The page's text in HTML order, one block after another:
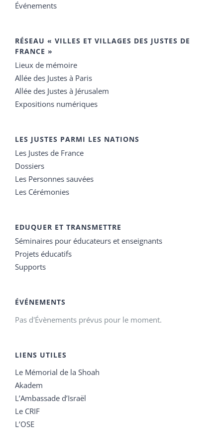
Événements
RÉSEAU « VILLES ET VILLAGES DES JUSTES DE
FRANCE »
Lieux de mémoire
Allée des Justes à Paris
Allée des Justes à Jérusalem
Expositions numériques
LES JUSTES PARMI LES NATIONS
Les Justes de France
Dossiers
Les Personnes sauvées
Les Cérémonies
EDUQUER ET TRANSMETTRE
Séminaires pour éducateurs et enseignants
Projets éducatifs
Supports
ÉVÉNEMENTS
Pas d'Évènements prévus pour le moment.
LIENS UTILES
Le Mémorial de la Shoah
Akadem
L’Ambassade d’Israël
Le CRIF
L’OSE